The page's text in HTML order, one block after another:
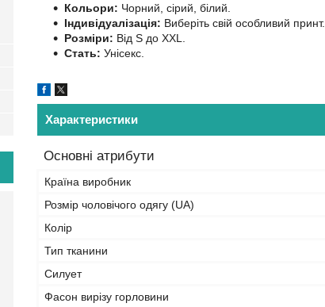
Кольори: Чорний, сірий, білий.
Індивідуалізація: Виберіть свій особливий принт.
Розміри: Від S до XXL.
Стать: Унісекс.
Характеристики
Основні атрибути
Країна виробник
Розмір чоловічого одягу (UA)
Колір
Тип тканини
Силует
Фасон вирізу горловини